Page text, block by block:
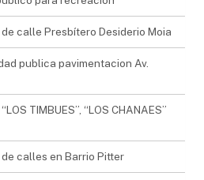
calle Presbítero Desiderio Moia
publica pavimentacion Av.
TIMBUES”, “LOS CHANAES”
calles en Barrio Pitter